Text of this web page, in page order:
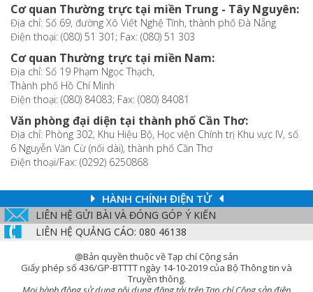
Cơ quan Thường trực tại miền Trung - Tây Nguyên:
Địa chỉ: Số 69, đường Xô Viết Nghệ Tĩnh, thành phố Đà Nẵng
Điện thoại: (080) 51 301; Fax: (080) 51 303
Cơ quan Thường trực tại miền Nam:
Địa chỉ: Số 19 Phạm Ngọc Thạch,
Thành phố Hồ Chí Minh
Điện thoại: (080) 84083; Fax: (080) 84081
Văn phòng đại diện tại thành phố Cần Thơ:
Địa chỉ: Phòng 302, Khu Hiệu Bộ, Học viện Chính trị Khu vực IV, số
6 Nguyễn Văn Cừ (nối dài), thành phố Cần Thơ
Điện thoại/Fax: (0292) 6250868
HÀNH CHÍNH ĐIỆN TỬ
LIÊN HỆ GỬI BÀI VÀ ĐÓNG GÓP Ý KIẾN
LIÊN HỆ QUẢNG CÁO: 080 46138
@Bản quyền thuộc về Tạp chí Cộng sản
Giấy phép số 436/GP-BTTTT ngày 14-10-2019 của Bộ Thông tin và
Truyền thông.